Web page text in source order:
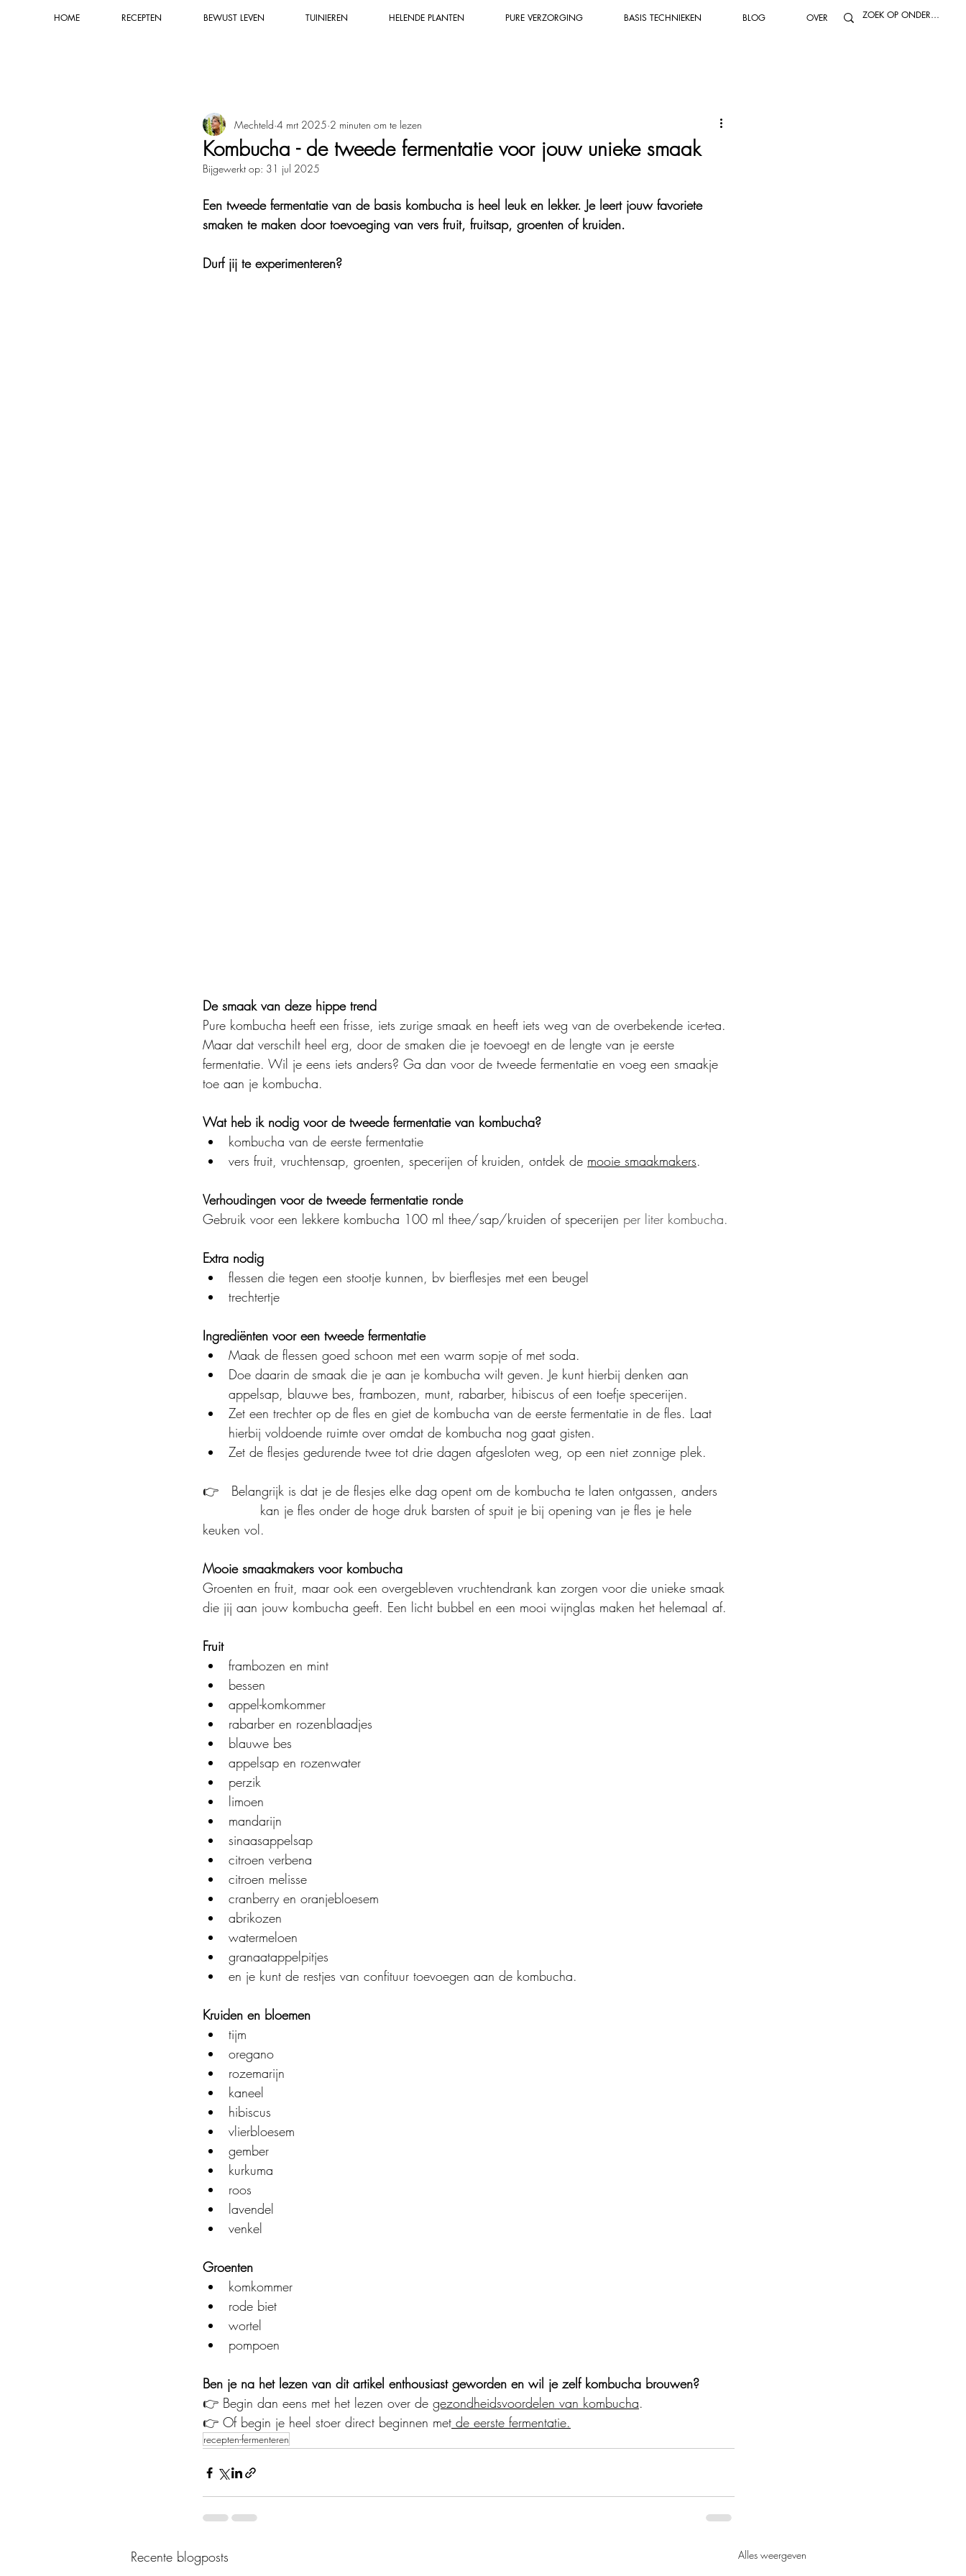
HOME RECEPTEN BEWUST LEVEN TUINIEREN HELENDE PLANTEN PURE VERZORGING BASIS TECHNIEKEN BLOG OVER
Natuurkracht & groene rituelen Helende zalf & tinctuur Biodynamisch tuinieren
Kombucha - de tweede fermentatie voor jouw unieke smaak
Mechteld 4 mrt 2025 2 minuten om te lezen
Bijgewerkt op: 31 jul 2025
Een tweede fermentatie van de basis kombucha is heel leuk en lekker. Je leert jouw favoriete
smaken te maken door toevoeging van vers fruit, fruitsap, groenten of kruiden.
Durf jij te experimenteren?
De smaak van deze hippe trend
Pure kombucha heeft een frisse, iets zurige smaak en heeft iets weg van de overbekende ice-tea.
Maar dat verschilt heel erg, door de smaken die je toevoegt en de lengte van je eerste
fermentatie. Wil je eens iets anders? Ga dan voor de tweede fermentatie en voeg een smaakje
toe aan je kombucha.
Wat heb ik nodig voor de tweede fermentatie van kombucha?
kombucha van de eerste fermentatie
vers fruit, vruchtensap, groenten, specerijen of kruiden, ontdek de mooie smaakmakers.
Verhoudingen voor de tweede fermentatie ronde
Gebruik voor een lekkere kombucha 100 ml thee/sap/kruiden of specerijen per liter kombucha.
Extra nodig
flessen die tegen een stootje kunnen, bv bierflesjes met een beugel
trechtertje
Ingrediënten voor een tweede fermentatie
Maak de flessen goed schoon met een warm sopje of met soda.
Doe daarin de smaak die je aan je kombucha wilt geven. Je kunt hierbij denken aan
appelsap, blauwe bes, frambozen, munt, rabarber, hibiscus of een toefje specerijen.
Zet een trechter op de fles en giet de kombucha van de eerste fermentatie in de fles. Laat
hierbij voldoende ruimte over omdat de kombucha nog gaat gisten.
Zet de flesjes gedurende twee tot drie dagen afgesloten weg, op een niet zonnige plek.
Belangrijk is dat je de flesjes elke dag opent om de kombucha te laten ontgassen, anders
keuken vol.
Mooie smaakmakers voor kombucha
Groenten en fruit, maar ook een overgebleven vruchtendrank kan zorgen voor die unieke smaak
die jij aan jouw kombucha geeft. Een licht bubbel en een mooi wijnglas maken het helemaal af.
Fruit
frambozen en mint
bessen
appel-komkommer
rabarber en rozenblaadjes
blauwe bes
appelsap en rozenwater
perzik
limoen
mandarijn
sinaasappelsap
citroen verbena
citroen melisse
cranberry en oranjebloesem
abrikozen
watermeloen
granaatappelpitjes
en je kunt de restjes van confituur toevoegen aan de kombucha.
Kruiden en bloemen
tijm
oregano
rozemarijn
kaneel
hibiscus
vlierbloesem
gember
kurkuma
roos
lavendel
venkel
Groenten
komkommer
rode biet
wortel
pompoen
Ben je na het lezen van dit artikel enthousiast geworden en wil je zelf kombucha brouwen?
👉 Begin dan eens met het lezen over de gezondheidsvoordelen van kombucha.
👉 Of begin je heel stoer direct beginnen met de eerste fermentatie.
recepten-fermenteren
Recente blogposts Alles weergeven